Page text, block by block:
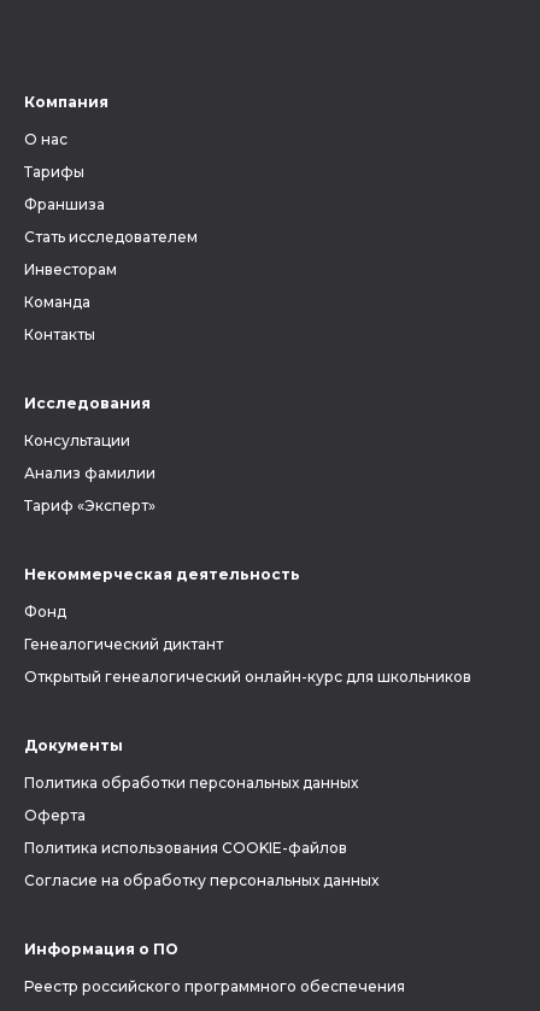
Компания
О нас
Тарифы
Франшиза
Стать исследователем
Инвесторам
Команда
Контакты
Исследования
Консультации
Анализ фамилии
Тариф «Эксперт»
Некоммерческая деятельность
Фонд
Генеалогический диктант
Открытый генеалогический онлайн-курс для школьников
Документы
Политика обработки персональных данных
Оферта
Политика использования COOKIE-файлов
Согласие на обработку персональных данных
Информация о ПО
Реестр российского программного обеспечения